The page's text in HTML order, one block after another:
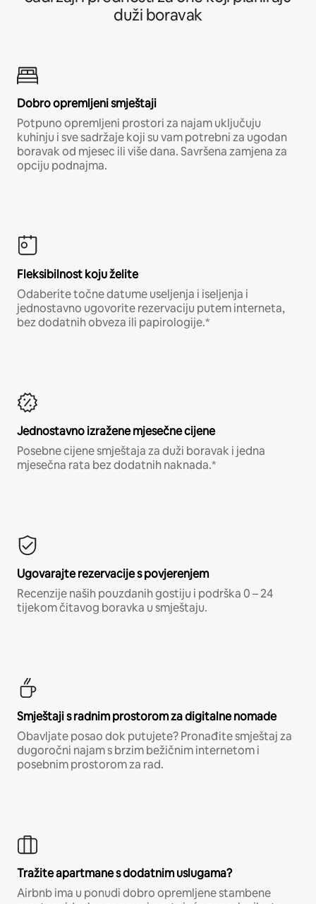
duži boravak
Dobro opremljeni smještaji
Potpuno opremljeni prostori za najam uključuju
kuhinju i sve sadržaje koji su vam potrebni za ugodan
boravak od mjesec ili više dana. Savršena zamjena za
opciju podnajma.
Fleksibilnost koju želite
Odaberite točne datume useljenja i iseljenja i
jednostavno ugovorite rezervaciju putem interneta,
bez dodatnih obveza ili papirologije.*
Jednostavno izražene mjesečne cijene
Posebne cijene smještaja za duži boravak i jedna
mjesečna rata bez dodatnih naknada.*
Ugovarajte rezervacije s povjerenjem
Recenzije naših pouzdanih gostiju i podrška 0 – 24
tijekom čitavog boravka u smještaju.
Smještaji s radnim prostorom za digitalne nomade
Obavljate posao dok putujete? Pronađite smještaj za
dugoročni najam s brzim bežičnim internetom i
posebnim prostorom za rad.
Tražite apartmane s dodatnim uslugama?
Airbnb ima u ponudi dobro opremljene stambene